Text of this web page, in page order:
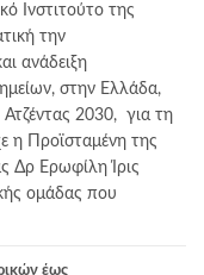
Ινστιτούτο της
την
ανάδειξη
στην Ελλάδα,
2030, για τη
η Προϊσταμένη της
Δρ Ερωφίλη Ίρις
ομάδας που
έως